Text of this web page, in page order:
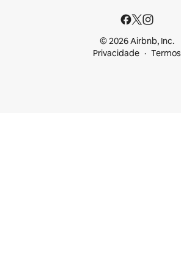
© 2026 Airbnb, Inc.
Privacidade
Termos